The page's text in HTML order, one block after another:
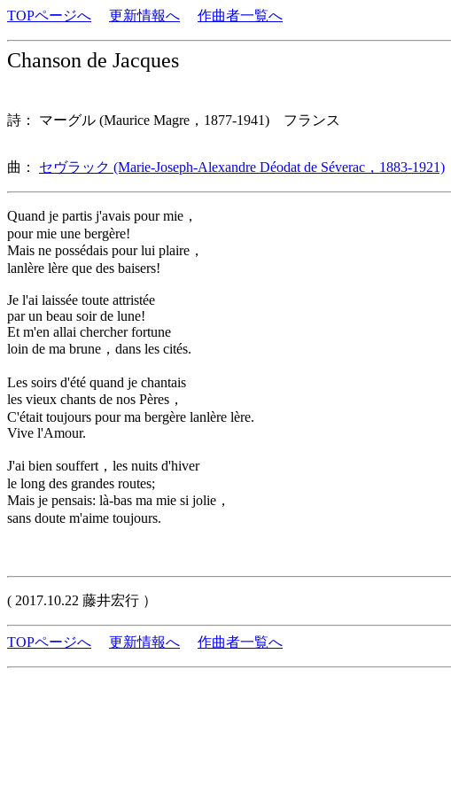
TOPページへ 更新情報へ 作曲者一覧へ
Chanson de Jacques
詩： マーグル (Maurice Magre，1877-1941) フランス
曲： セヴラック (Marie-Joseph-Alexandre Déodat de Séverac，1883-1921)
Quand je partis j'avais pour mie，
pour mie une bergère!
Mais ne possédais pour lui plaire，
lanlère lère que des baisers!
Je l'ai laissée toute attristée
par un beau soir de lune!
Et m'en allai chercher fortune
loin de ma brune，dans les cités.
Les soirs d'été quand je chantais
les vieux chants de nos Pères，
C'était toujours pour ma bergère lanlère lère.
Vive l'Amour.
J'ai bien souffert，les nuits d'hiver
le long des grandes routes;
Mais je pensais: là-bas ma mie si jolie，
sans doute m'aime toujours.
( 2017.10.22 藤井宏行 ）
TOPページへ 更新情報へ 作曲者一覧へ